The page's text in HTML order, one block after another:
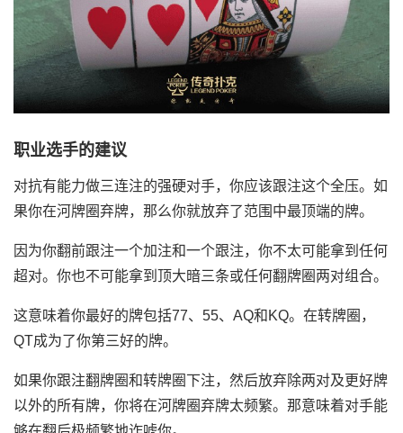
职业选手的建议
对抗有能力做三连注的强硬对手，你应该跟注这个全压。如
果你在河牌圈弃牌，那么你就放弃了范围中最顶端的牌。
因为你翻前跟注一个加注和一个跟注，你不太可能拿到任何
超对。你也不可能拿到顶大暗三条或任何翻牌圈两对组合。
这意味着你最好的牌包括77、55、AQ和KQ。在转牌圈，
QT成为了你第三好的牌。
如果你跟注翻牌圈和转牌圈下注，然后放弃除两对及更好牌
以外的所有牌，你将在河牌圈弃牌太频繁。那意味着对手能